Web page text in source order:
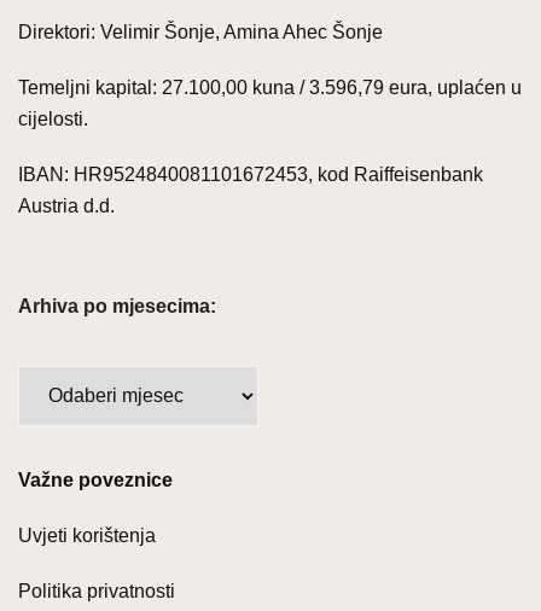
Direktori: Velimir Šonje, Amina Ahec Šonje
Temeljni kapital: 27.100,00 kuna / 3.596,79 eura, uplaćen u
cijelosti.
IBAN: HR9524840081101672453, kod Raiffeisenbank
Austria d.d.
Arhiva po mjesecima:
Važne poveznice
Uvjeti korištenja
Politika privatnosti